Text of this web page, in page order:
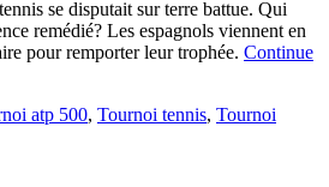
se disputait sur terre battue. Qui
remédié? Les espagnols viennent en
pour remporter leur trophée. Continue
atp 500, Tournoi tennis, Tournoi